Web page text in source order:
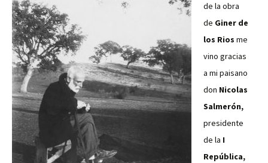
de la obra
de Giner de
los Rios me
vino gracias
a mi paisano
don Nicolas
Salmerón,
presidente
de la I
República,